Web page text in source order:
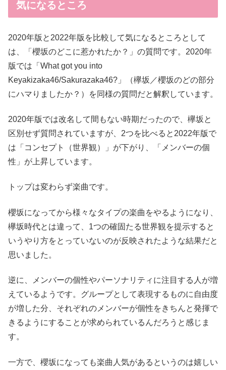
気になるところ
2020年版と2022年版を比較して気になるところとして
は、「櫻坂のどこに惹かれたか？」の質問です。2020年
版では「What got you into
Keyakizaka46/Sakurazaka46?」（欅坂／櫻坂のどの部分
にハマりましたか？）を同様の質問だと解釈しています。
2020年版では改名して間もない時期だったので、欅坂と
区別せず質問されていますが、2つを比べると2022年版で
は「コンセプト（世界観）」が下がり、「メンバーの個
性」が上昇しています。
トップは変わらず楽曲です。
櫻坂になってから様々なタイプの楽曲をやるようになり、
欅坂時代とは違って、1つの確固たる世界観を提示すると
いうやり方をとっていないのが反映されたような結果だと
思いました。
逆に、メンバーの個性やパーソナリティに注目する人が増
えているようです。グループとして表現するものに自由度
が増した分、それぞれのメンバーが個性をきちんと発揮で
きるようにすることが求められているんだろうと感じま
す。
一方で、櫻坂になっても楽曲人気があるというのは嬉しい